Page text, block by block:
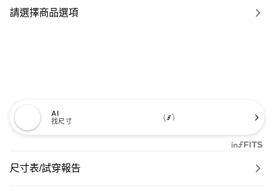
請選擇商品選項
AI
找尺寸
尺寸表/試穿報告